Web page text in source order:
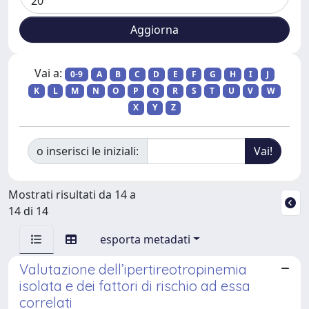
Vai a: 0-9 A B C D E F G H I
J
K
L M N O P Q R S T U V
W
X
Y Z
o inserisci le iniziali:
Mostrati risultati da 14 a
14 di 14
esporta metadati
Valutazione dell’ipertireotropinemia
isolata e dei fattori di rischio ad essa
correlati